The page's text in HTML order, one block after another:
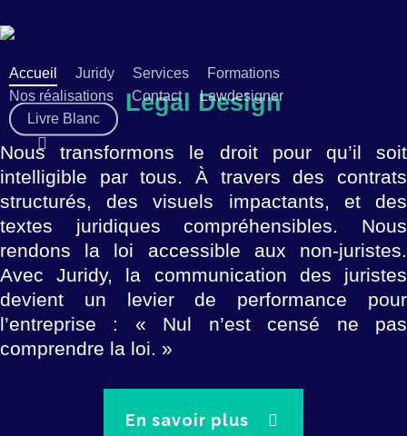
to
content
Accueil Juridy Services
Formations
Nos réalisations
Contact
Lawdesigner
Livre Blanc
search
Legal Design
Nous transformons le droit pour qu’il soit
intelligible par tous. À travers des contrats
structurés, des visuels impactants, et des
textes juridiques compréhensibles. Nous
rendons la loi accessible aux non-juristes.
Avec Juridy, la communication des juristes
devient un levier de performance pour
l’entreprise : « Nul n’est censé ne pas
comprendre la loi. »
En savoir plus